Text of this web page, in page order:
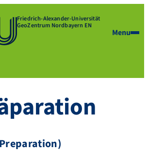
Friedrich-Alexander-Universität
GeoZentrum Nordbayern EN
Menu